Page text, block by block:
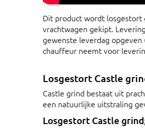
Dit product wordt
vrachtwagen gekipt.
gewenste leverdag
chauffeur neemt voor
Losgestort Castle
Castle grind bestaat uit
een natuurlijke uitstraling
Losgestort Castle